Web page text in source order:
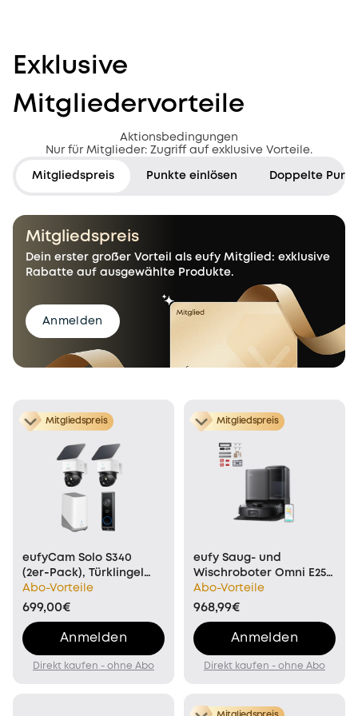
Exklusive
Mitgliedervorteile
Aktionsbedingungen
Nur für Mitglieder: Zugriff auf exklusive Vorteile.
Mitgliedspreis Punkte einlösen Doppelte
Mitgliedspreis
Dein erster großer Vorteil als eufy Mitglied: exklusive
Rabatte auf ausgewählte Produkte.
Anmelden
Mitgliedspreis
eufyCam Solo S340
(2er‑Pack), Türklingel
mit Kamera E340
(Akkubetrieben) und
Abo-Vorteile
699,00€
Anmelden
Direkt kaufen - ohne Abo
Mitgliedspreis
eufy Saug- und
Wischroboter Omni E25
mit All-in-One-
Wartungspaket
Abo-Vorteile
968,99€
Anmelden
Direkt kaufen - ohne Abo